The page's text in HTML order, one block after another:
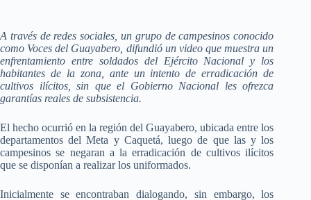
A través de redes sociales, un grupo de campesinos conocido
como Voces del Guayabero, difundió un video que muestra un
enfrentamiento entre soldados del Ejército Nacional y los
habitantes de la zona, ante un intento de erradicación de
cultivos ilícitos, sin que el Gobierno Nacional les ofrezca
garantías reales de subsistencia.
El hecho ocurrió en la región del Guayabero, ubicada entre los
departamentos del Meta y Caquetá, luego de que las y los
campesinos se negaran a la erradicación de cultivos ilícitos
que se disponían a realizar los uniformados.
Inicialmente se encontraban dialogando, sin embargo, los